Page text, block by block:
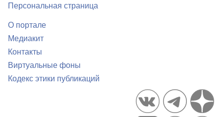
Персональная страница
О портале
Медиакит
Контакты
Виртуальные фоны
Кодекс этики публикаций